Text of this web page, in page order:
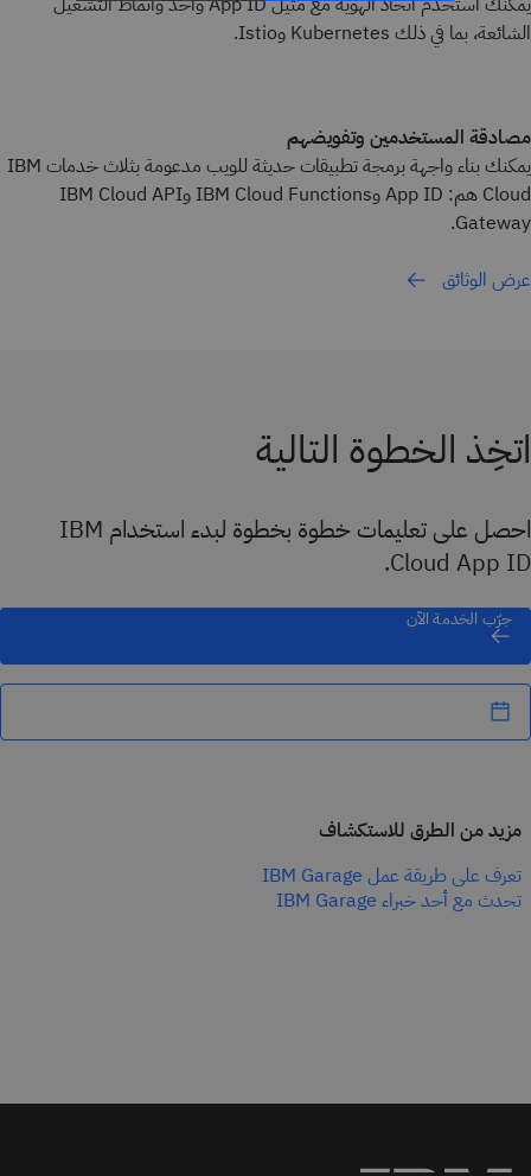
الشائعة، بما في ذلك Kubernetes وIstio.
مصادقة المستخدمين وتفويضهم
يمكنك بناء واجهة برمجة تطبيقات حديثة للويب مدعومة بثلاث خدمات IBM
Cloud هم: App ID وIBM Cloud Functions وIBM Cloud API
Gateway.
عرض الوثائق
اتخِذ الخطوة التالية
احصل على تعليمات خطوة بخطوة لبدء استخدام IBM
Cloud App ID.
جرّب الخدمة الآن
مزيد من الطرق للاستكشاف
تعرف على طريقة عمل IBM Garage
تحدث مع أحد خبراء IBM Garage